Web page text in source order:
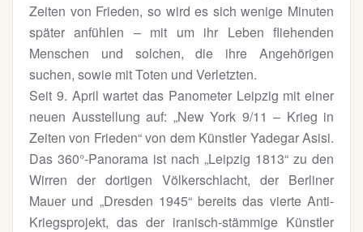
Zeiten von Frieden, so wird es sich wenige Minuten
später anfühlen – mit um ihr Leben fliehenden
Menschen und solchen, die ihre Angehörigen
suchen, sowie mit Toten und Verletzten.
Seit 9. April wartet das Panometer Leipzig mit einer
neuen Ausstellung auf: „New York 9/11 – Krieg in
Zeiten von Frieden“ von dem Künstler Yadegar Asisi.
Das 360°-Panorama ist nach „Leipzig 1813“ zu den
Wirren der dortigen Völkerschlacht, der Berliner
Mauer und „Dresden 1945“ bereits das vierte Anti-
Kriegsprojekt, das der iranisch-stämmige Künstler